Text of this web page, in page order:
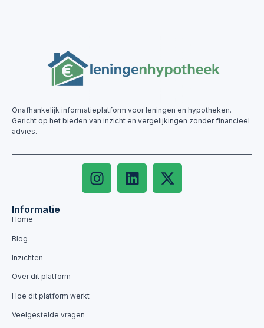
Onafhankelijk informatieplatform voor leningen en hypotheken.
Gericht op het bieden van inzicht en vergelijkingen zonder financieel
advies.
Informatie
Home
Blog
Inzichten
Over dit platform
Hoe dit platform werkt
Veelgestelde vragen